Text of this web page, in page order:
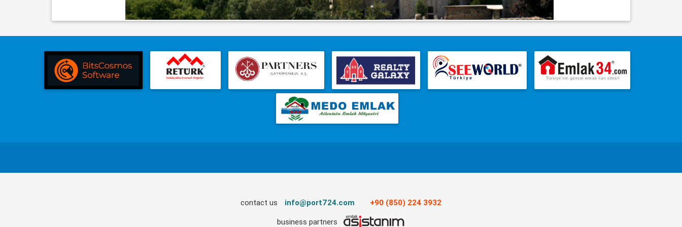
contact us info@port724.com
+90 (850) 224 3932
business partners